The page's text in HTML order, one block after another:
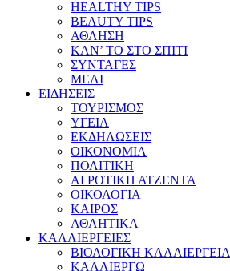
HEALTHY TIPS
BEAUTY TIPS
ΑΘΛΗΣΗ
ΚΑΝ’ ΤΟ ΣΤΟ ΣΠΙΤΙ
ΣΥΝΤΑΓΕΣ
ΜΕΛΙ
ΕΙΔΗΣΕΙΣ
ΤΟΥΡΙΣΜΟΣ
ΥΓΕΙΑ
ΕΚΔΗΛΩΣΕΙΣ
ΟΙΚΟΝΟΜΙΑ
ΠΟΛΙΤΙΚΗ
ΑΓΡΟΤΙΚΗ ΑΤΖΕΝΤΑ
ΟΙΚΟΛΟΓΙΑ
ΚΑΙΡΟΣ
ΑΘΛΗΤΙΚΑ
ΚΑΛΛΙΕΡΓΕΙΕΣ
ΒΙΟΛΟΓΙΚΗ ΚΑΛΛΙΕΡΓΕΙΑ
ΚΑΛΛΙΕΡΓΩ